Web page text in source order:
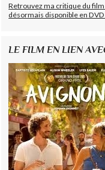
Retrouvez ma critique du
désormais disponible en
LE FILM EN LIEN